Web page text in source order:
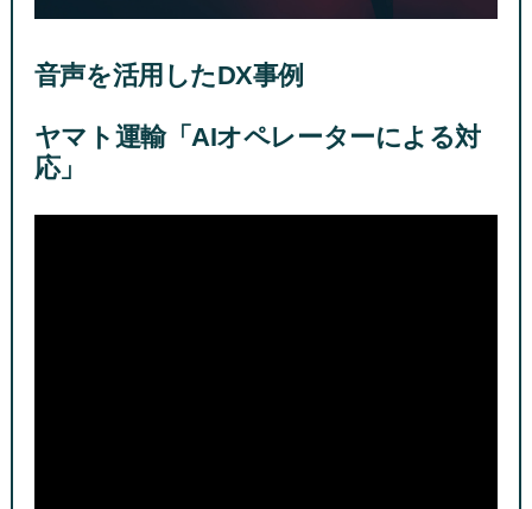
音声を活用したDX事例
ヤマト運輸「AIオペレーターによる対
応」